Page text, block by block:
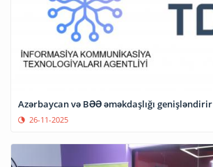
Azərbaycan və BƏƏ əməkdaşlığı genişləndirir
26-11-2025